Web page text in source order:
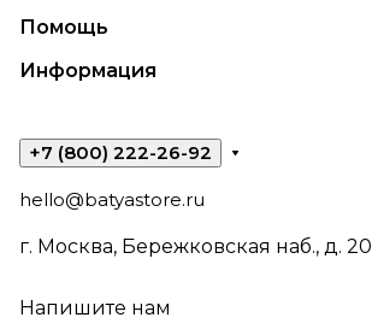
Помощь
Информация
+7 (800) 222-26-92
hello@batyastore.ru
г. Москва, Бережковская наб., д. 20
Напишите нам